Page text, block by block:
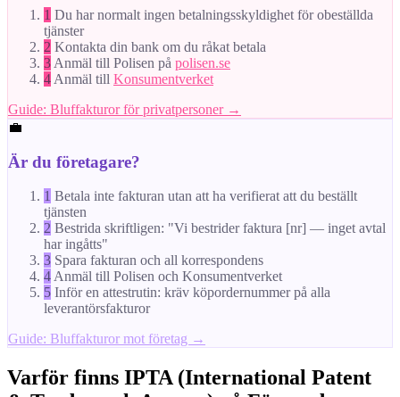
1 Du har normalt ingen betalningsskyldighet för obeställda
tjänster
2 Kontakta din bank om du råkat betala
3 Anmäl till Polisen på polisen.se
4 Anmäl till Konsumentverket
Guide: Bluffakturor för privatpersoner →
💼
Är du företagare?
1 Betala inte fakturan utan att ha verifierat att du beställt
tjänsten
2 Bestrida skriftligen: "Vi bestrider faktura [nr] — inget avtal
har ingåtts"
3 Spara fakturan och all korrespondens
4 Anmäl till Polisen och Konsumentverket
5 Inför en attestrutin: kräv köpordernummer på alla
leverantörsfakturor
Guide: Bluffakturor mot företag →
Varför finns IPTA (International Patent